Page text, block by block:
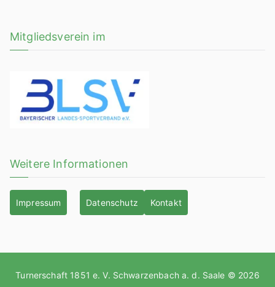
Mitgliedsverein im
Weitere Informationen
Impressum Datenschutz Kontakt
Turnerschaft 1851 e. V. Schwarzenbach a. d. Saale © 2026